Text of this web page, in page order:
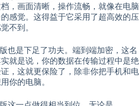
，画面清晰，操作流畅，就像在电脑
感觉。这得益于它采用了超高效的压
不到。
也是下足了功夫。端到端加密，这名
就是说，你的数据在传输过程中是绝
，这就更保险了，除非你把手机和电
你的电脑。